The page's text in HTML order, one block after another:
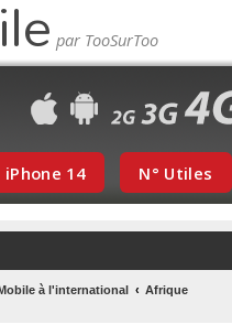
14 N° Utiles
à l'international Afrique